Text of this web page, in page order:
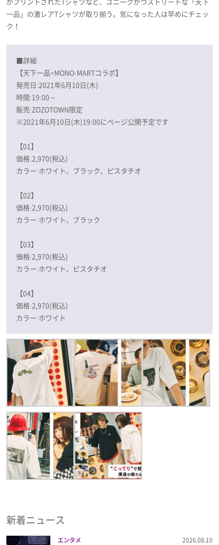
一品」の激レアTシャツが取り揃う。気になった人は早めにチェッ
ク！
■詳細
【天下一品×MONO-MARTコラボ】
発売日:2021年6月10日(木)
時間:19:00～
販売:ZOZOTOWN限定
※2021年6月10日(木)19:00にページ公開予定です
【01】
価格:2,970(税込)
カラー:ホワイト、ブラック、ピスタチオ
【02】
価格:2,970(税込)
カラー:ホワイト、ブラック
【03】
価格:2,970(税込)
カラー:ホワイト、ピスタチオ
【04】
価格:2,970(税込)
カラー:ホワイト
新着ニュース
エンタメ 2026.08.10